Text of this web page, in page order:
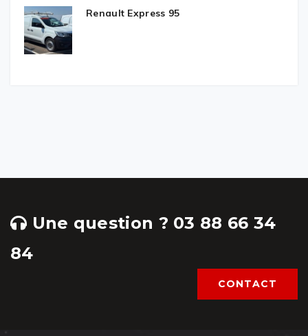
Renault Express 95
Une question ? 03 88 66 34
84
CONTACT